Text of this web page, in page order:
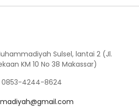
Sulsel, lantai 2 (Jl.
KM 10 No 38 Makassar)
0853-4244-8624